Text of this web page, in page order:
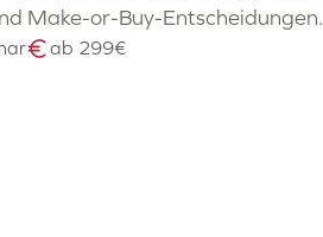
Make-or-Buy-Entscheidungen.
ab 299€